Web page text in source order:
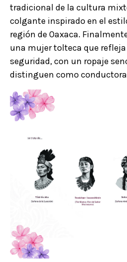
tradicional de la cultura
colgante inspirado en el
región de Oaxaca.
una mujer tolteca que
seguridad, con un ropaje
distinguen como conductora